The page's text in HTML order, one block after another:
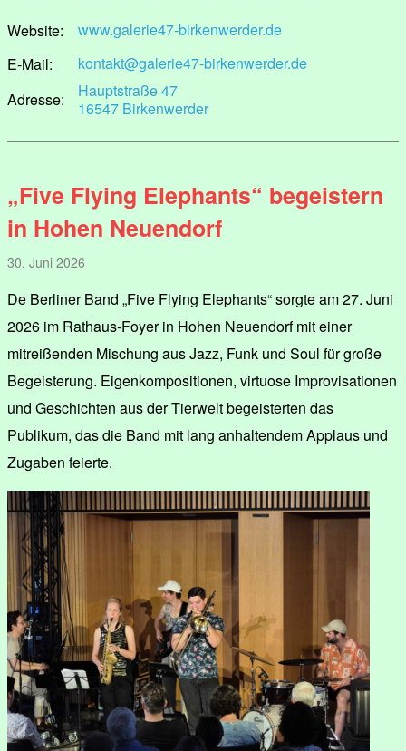
Website:
www.galerie47-birkenwerder.de
E-Mail:
kontakt@galerie47-birkenwerder.de
Adresse:
Hauptstraße 47
16547 Birkenwerder
„Five Flying Elephants“ begeistern
in Hohen Neuendorf
30. Juni 2026
De Berliner Band „Five Flying Elephants“ sorgte am 27. Juni
2026 im Rathaus-Foyer in Hohen Neuendorf mit einer
mitreißenden Mischung aus Jazz, Funk und Soul für große
Begeisterung. Eigenkompositionen, virtuose Improvisationen
und Geschichten aus der Tierwelt begeisterten das
Publikum, das die Band mit lang anhaltendem Applaus und
Zugaben feierte.